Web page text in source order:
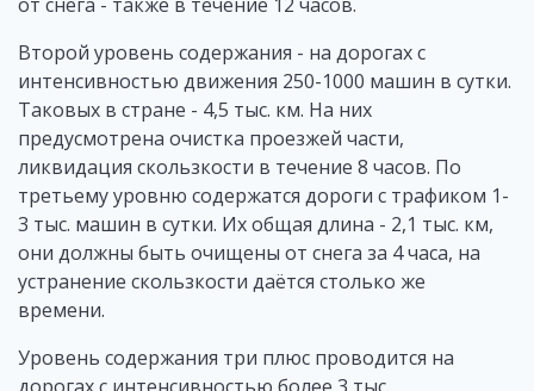
Второй уровень содержания - на дорогах с
интенсивностью движения 250-1000 машин в сутки.
Таковых в стране - 4,5 тыс. км. На них
предусмотрена очистка проезжей части,
ликвидация скользкости в течение 8 часов. По
третьему уровню содержатся дороги с трафиком 1-
3 тыс. машин в сутки. Их общая длина - 2,1 тыс. км,
они должны быть очищены от снега за 4 часа, на
устранение скользкости даётся столько же
времени.
Уровень содержания три плюс проводится на